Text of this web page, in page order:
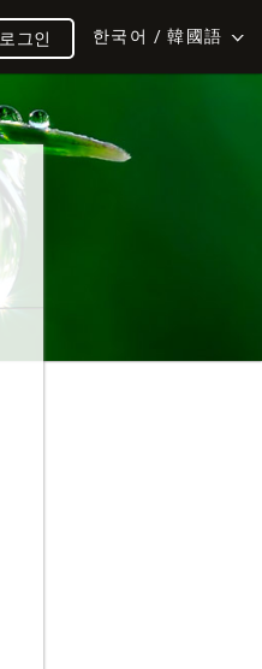
한국어 / 韓國語
로그인